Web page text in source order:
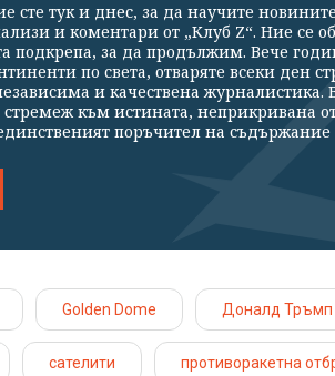
сте тук и днес, за да научите
и коментари от „Клуб Z“. Ние се
подкрепа, за да продължим. Вече
по света, отваряте всеки ден
и качествена журналистика.
към истината, неприкривана
поръчител на съдържание
Golden Dome Доналд Тръмп
сателити противоракетна